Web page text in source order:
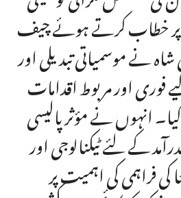
پر خطاب کرتے ہوئے چیف
نے موسمیاتی تبدیلی اور
اور مربوط اقدامات
انہوں نے مؤثر پالیسی
کے لئے ٹیکنالوجی اور
فراہمی کی اہمیت پر